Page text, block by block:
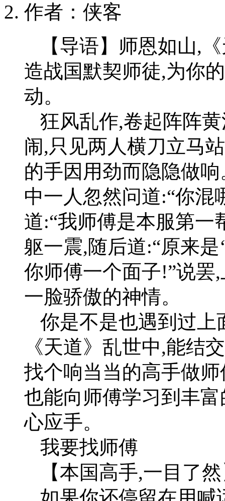
作者：侠客
【导语】师恩如山,
造战国默契师徒,为你
动。
狂风乱作,卷起阵阵
闹,只见两人横刀立马
的手因用劲而隐隐做
中一人忽然问道:“你混
道:“我师傅是本服第一
躯一震,随后道:“原来
你师傅一个面子!”说罢
一脸骄傲的神情。
你是不是也遇到过上
《天道》乱世中,能结
找个响当当的高手做
也能向师傅学习到丰
心应手。
我要找师傅
【本国高手,一目了